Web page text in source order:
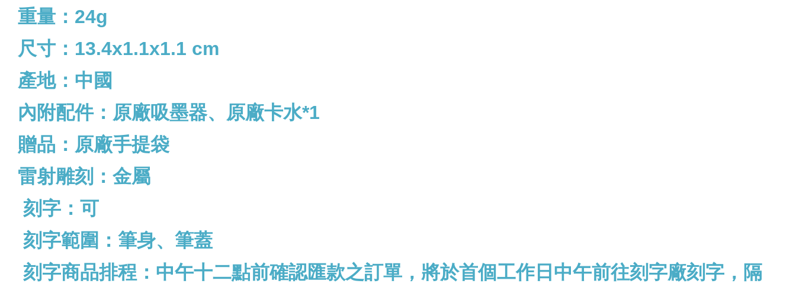
重量：24g
尺寸：13.4x1.1x1.1 cm
產地：中國
內附配件： 原廠吸墨器、原廠卡水*1
贈品：原廠手提袋
雷射雕刻：金屬
刻字：可
刻字範圍：筆身、筆蓋
刻字商品排程：中午十二點前確認匯款之訂單，將於首個工作日中午前往刻字廠刻字，隔